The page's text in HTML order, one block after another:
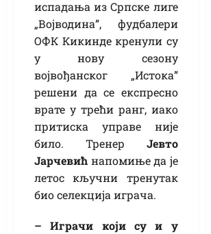
испадања из Српске лиге
„Војводина”, фудбалери
ОФК Кикинде кренули су
у нову сезону
војвођанског „Истока”
решени да се експресно
врате у трећи ранг, иако
притиска управе није
било. Тренер Јевто
Јарчевић напомиње да је
летос кључни тренутак
био селекција играча.
– Играчи који су и у